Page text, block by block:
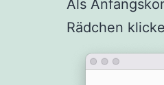
Als
Rädchen